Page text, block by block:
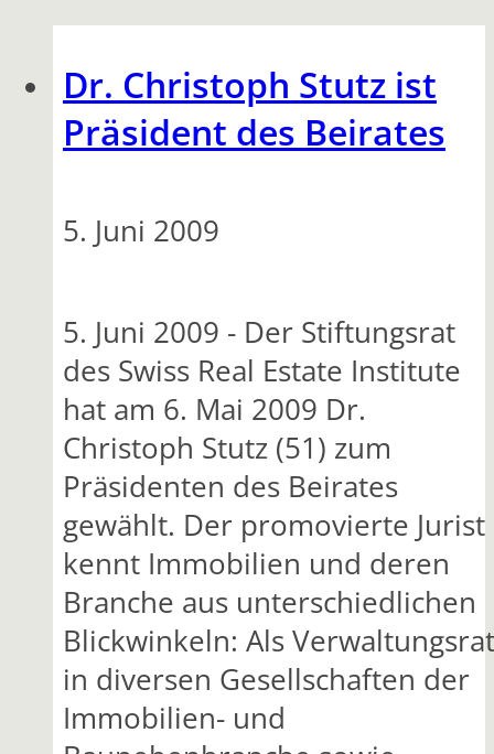
Dr. Christoph Stutz ist
Präsident des Beirates
5. Juni 2009
5. Juni 2009 - Der Stiftungsrat
des Swiss Real Estate Institute
hat am 6. Mai 2009 Dr.
Christoph Stutz (51) zum
Präsidenten des Beirates
gewählt. Der promovierte Jurist
kennt Immobilien und deren
Branche aus unterschiedlichen
Blickwinkeln: Als Verwaltungsrat
in diversen Gesellschaften der
Immobilien- und